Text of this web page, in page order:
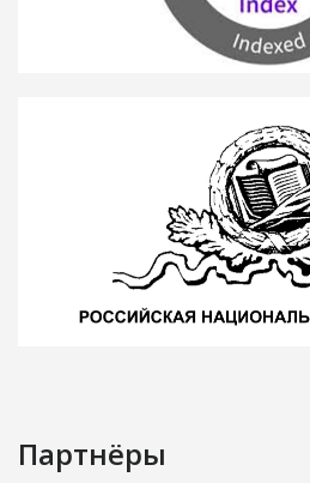
Партнёры